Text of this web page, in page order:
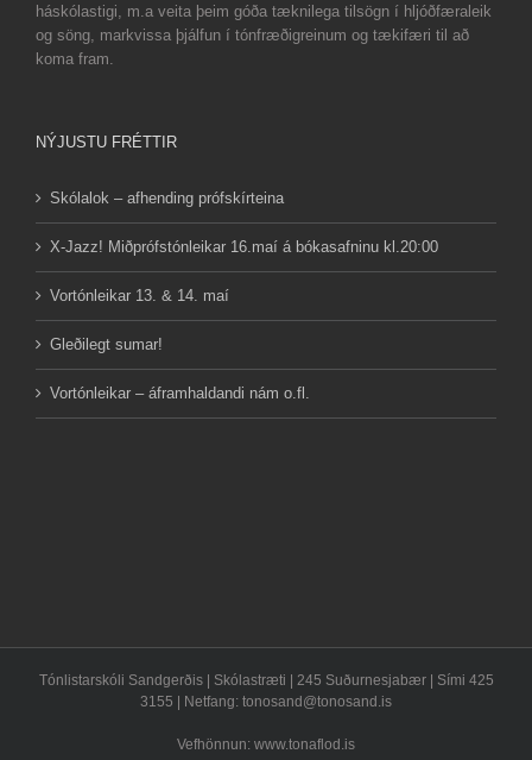
háskólastigi, m.a veita þeim góða tæknilega tilsögn í hljóðfæraleik
og söng, markvissa þjálfun í tónfræðigreinum og tækifæri til að
koma fram.
NÝJUSTU FRÉTTIR
Skólalok – afhending prófskírteina
X-Jazz! Miðprófstónleikar 16.maí á bókasafninu kl.20:00
Vortónleikar 13. & 14. maí
Gleðilegt sumar!
Vortónleikar – áframhaldandi nám o.fl.
Tónlistarskóli Sandgerðis | Skólastræti | 245 Suðurnesjabær | Sími 425
3155 | Netfang: tonosand@tonosand.is
Vefhönnun: www.tonaflod.is